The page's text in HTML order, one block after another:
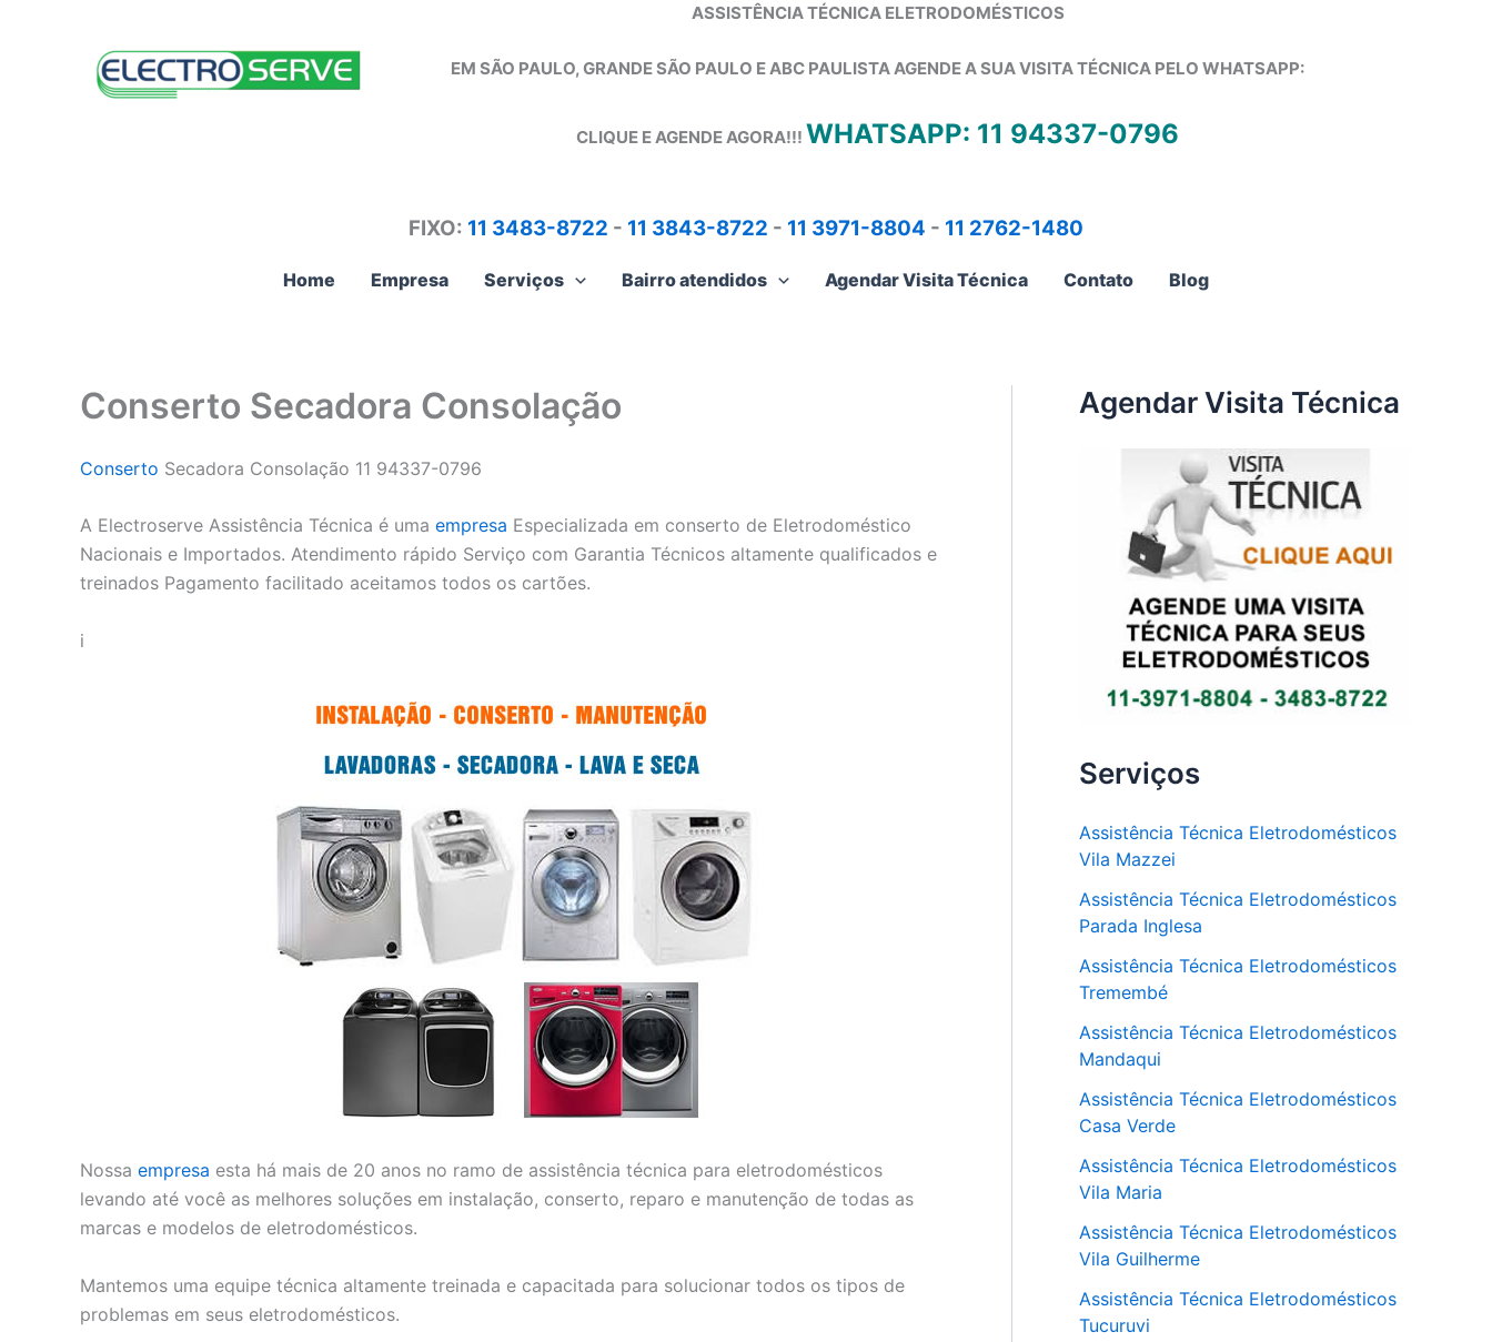
ASSISTÊNCIA TÉCNICA ELETRODOMÉSTICOS
EM SÃO PAULO, GRANDE SÃO PAULO E ABC PAULISTAAGENDE A SUA VISITA TÉCNICA PELO WHATSAPP:
CLIQUE E AGENDE AGORA!!! WHATSAPP: 11 94337-0796
FIXO: 11 3483-8722 - 11 3843-8722 - 11 3971-8804 - 11 2762-1480
Home Empresa Serviços Bairro atendidos Agendar Visita Técnica Contato Blog
Conserto Secadora Consolação
Conserto Secadora Consolação 11 94337-0796
A Electroserve Assistência Técnica é uma empresa Especializada em conserto de Eletrodoméstico
Nacionais e Importados. Atendimento rápido Serviço com Garantia Técnicos altamente qualificados e
treinados Pagamento facilitado aceitamos todos os cartões.
i
Nossa empresa esta há mais de 20 anos no ramo de assistência técnica para eletrodomésticos
levando até você as melhores soluções em instalação, conserto, reparo e manutenção de todas as
marcas e modelos de eletrodomésticos.
Mantemos uma equipe técnica altamente treinada e capacitada para solucionar todos os tipos de
problemas em seus eletrodomésticos.
Agendar Visita Técnica
Serviços
Assistência Técnica Eletrodomésticos
Vila Mazzei
Assistência Técnica Eletrodomésticos
Parada Inglesa
Assistência Técnica Eletrodomésticos
Tremembé
Assistência Técnica Eletrodomésticos
Mandaqui
Assistência Técnica Eletrodomésticos
Casa Verde
Assistência Técnica Eletrodomésticos
Vila Maria
Assistência Técnica Eletrodomésticos
Vila Guilherme
Assistência Técnica Eletrodomésticos
Tucuruvi